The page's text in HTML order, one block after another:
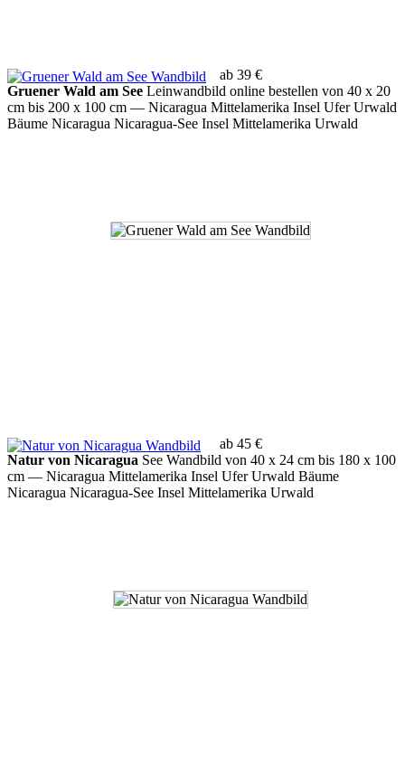
ab 39 €
Gruener Wald am See Leinwandbild online bestellen von 40 x 20
cm bis 200 x 100 cm — Nicaragua Mittelamerika Insel Ufer Urwald
Bäume Nicaragua Nicaragua-See Insel Mittelamerika Urwald
ab 45 €
Natur von Nicaragua See Wandbild von 40 x 24 cm bis 180 x 100
cm — Nicaragua Mittelamerika Insel Ufer Urwald Bäume
Nicaragua Nicaragua-See Insel Mittelamerika Urwald